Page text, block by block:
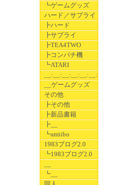
┗ゲームグッズ
ハード／サプライ
┣ハード
┣サプライ
┣TEA4TWO
┣コンパチ機
┗ATARI
__:__:__:__:__:__:__
__ゲームグッズ
その他
┣その他
┣新品書籍
┣__
┗amiibo
1983ブログ2.0
┗1983ブログ2.0
┗__